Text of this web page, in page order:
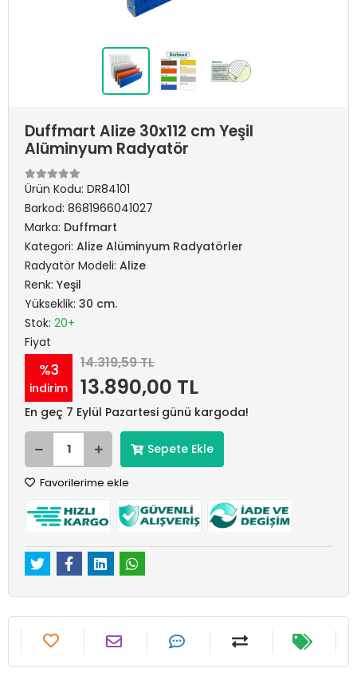
Duffmart Alize 30x112 cm Yeşil
Alüminyum Radyatör
Ürün Kodu: DR84101
Barkod: 8681966041027
Marka: Duffmart
Kategori: Alize Alüminyum Radyatörler
Radyatör Modeli: Alize
Renk: Yeşil
Yükseklik: 30 cm.
Stok: 20+
Fiyat
%3
indirim
14.319,59 TL
13.890,00 TL
En geç 7 Eylül Pazartesi günü kargoda!
Sepete Ekle
Favorilerime ekle